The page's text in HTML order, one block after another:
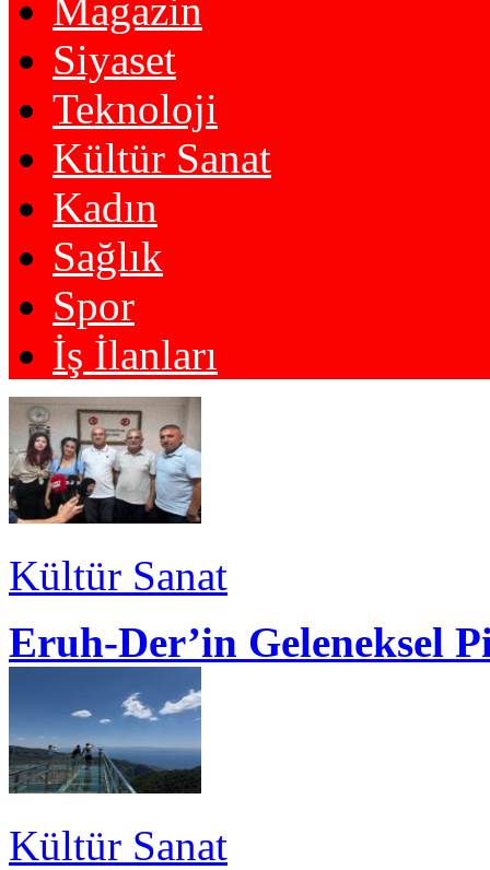
Magazin
Siyaset
Teknoloji
Kültür Sanat
Kadın
Sağlık
Spor
İş İlanları
Kültür Sanat
Eruh-Der’in Geleneksel
Kültür Sanat